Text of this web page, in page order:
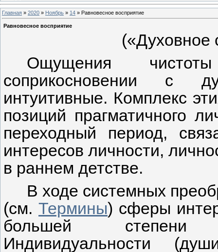
Главная » 2020 » Ноябрь » 14 » Равновесное восприятие
Равновесное восприятие
(«Духовное
Ощущения
соприкосновении с
интуитивные. Комплекс
позиций прагматичного
переходный период,
интересов личности,
в раннем детстве.
В ходе системных
(см. Термины) сферы
большей степени
Индивидуальности